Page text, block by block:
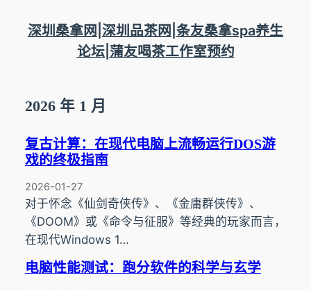
深圳桑拿网|深圳品茶网|条友桑拿spa养生
论坛|蒲友喝茶工作室预约
2026 年 1 月
复古计算：在现代电脑上流畅运行DOS游
戏的终极指南
2026-01-27
对于怀念《仙剑奇侠传》、《金庸群侠传》、
《DOOM》或《命令与征服》等经典的玩家而言，
在现代Windows 1…
电脑性能测试：跑分软件的科学与玄学